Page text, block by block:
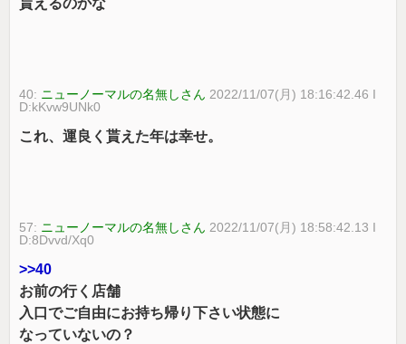
貰えるのかな
40: ニューノーマルの名無しさん 2022/11/07(月) 18:16:42.46 I
D:kKvw9UNk0
これ、運良く貰えた年は幸せ。
57: ニューノーマルの名無しさん 2022/11/07(月) 18:58:42.13 I
D:8Dvvd/Xq0
>>40
お前の行く店舗
入口でご自由にお持ち帰り下さい状態に
なっていないの？